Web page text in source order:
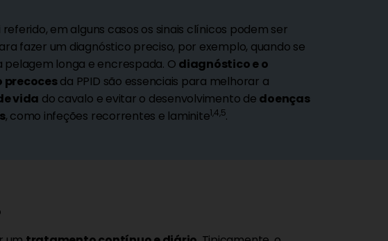
referido, em alguns casos os sinais clínicos podem ser
fazer um diagnóstico preciso, por exemplo, quando se
pelagem longa e encrespada. O diagnóstico e o
da PPID são essenciais para melhorar a
vida do cavalo e evitar o desenvolvimento de doenças
, como infeções recorrentes e laminite1,4,5.